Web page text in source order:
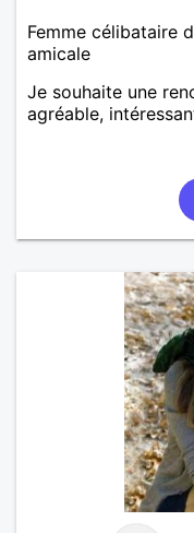
Femme célibataire
amicale
Je souhaite une
agréable,